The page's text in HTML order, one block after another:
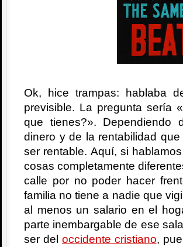
Ok, hice trampas: hablaba
previsible. La pregunta sería
que tienes?». Dependiendo
dinero y de la rentabilidad
ser rentable. Aquí, si
cosas completamente
calle por no poder hacer
familia no tiene a nadie que
al menos un salario en el
parte inembargable de ese
ser del occidente cristiano,